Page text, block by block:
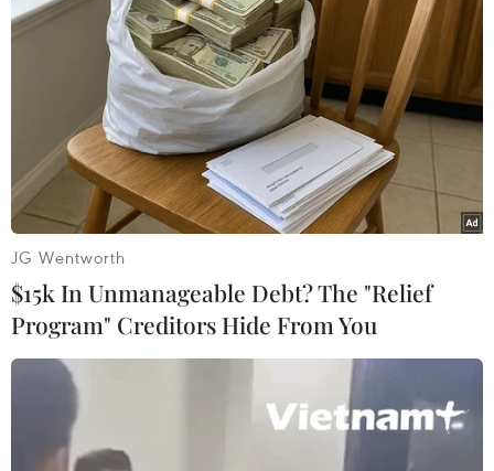
Khi đến nhà bạn ở cùng bản để rủ nhau đi học, thấy
cây dâu nhà bạn có quả chín, hai cháu Lù Thị Kim Vân
và Lò Thị Lê liền hái quả và ăn mà không biết chủ nhà
vừa phun thuốc trừ sâu hôm trước.
JG Wentworth
$15k In Unmanageable Debt? The "Relief
Program" Creditors Hide From You